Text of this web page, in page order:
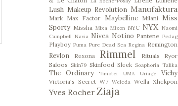
Lush Makeup Revolution Manufaktura
Mark Max Factor Maybelline Milani
Miss
Sporty Missha Mixa Mizon NYC NYX Naomi
Campbell Navia Nivea Notino Pantene Pedag
Playboy Puma Pure Dead Sea Regina Remington
Revlon Rexona Rimmel Rituals
Ryor
Saloos
Skin79 Skinfood Sleek Soaphoria Talika
The Ordinary Timotei UMA Uriage Vichy
Victoria's Secret W7 Weleda Wella Xhekpon
Yves Rocher Ziaja